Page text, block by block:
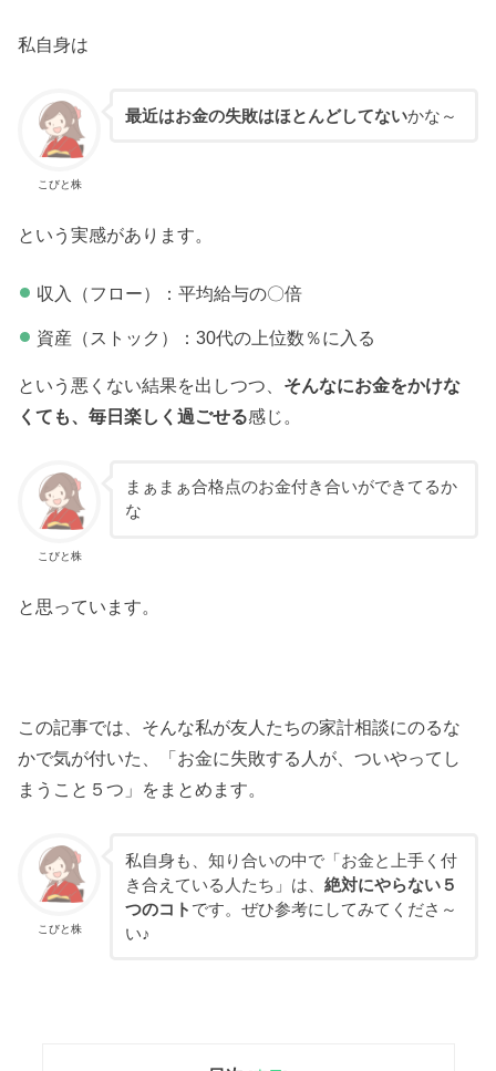
私自身は
こびと株
最近はお金の失敗はほとんどしてないかな～
という実感があります。
収入（フロー）：平均給与の〇倍
資産（ストック）：30代の上位数％に入る
という悪くない結果を出しつつ、 そんなにお金をかけな
くても、毎日楽しく過ごせる感じ。
こびと株
まぁまぁ合格点のお金付き合いができてるか
な
と思っています。
この記事では、そんな私が友人たちの家計相談にのるな
かで気が付いた、「お金に失敗する人が、ついやってし
まうこと５つ」をまとめます。
こびと株
私自身も、知り合いの中で「お金と上手く付
き合えている人たち」は、 絶対にやらない５
つのコト です。ぜひ参考にしてみてくださ～
い♪